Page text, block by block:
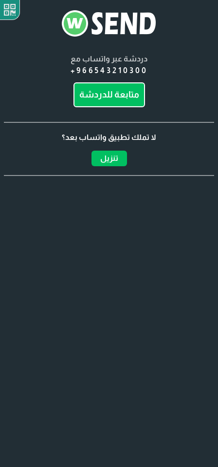
دردشة عبر واتساب مع
+966543210300
متابعة للدردشة
لا تملك تطبيق واتساب بعد؟
تنزيل